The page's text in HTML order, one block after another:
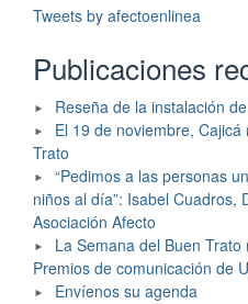
Tweets by afectoenlinea
Publicaciones
Reseña de la instalación
El 19 de noviembre,
Trato
“Pedimos a las personas
niños al día”: Isabel Cuadros,
Asociación Afecto
La Semana del Buen
Premios de comunicación de
Envíenos su agenda